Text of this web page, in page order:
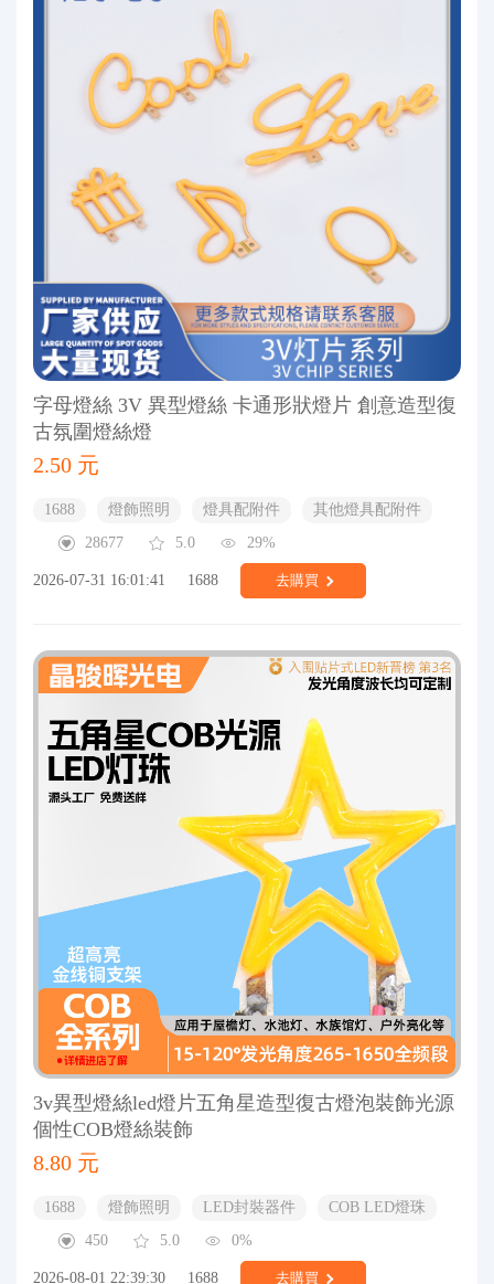
字母燈絲 3V 異型燈絲 卡通形狀燈片 創意造型復
古氛圍燈絲燈
2.50 元
1688 燈飾照明 燈具配附件
其他燈具配附件
28677
5.0 29%
2026-07-31 16:01:41 1688 去購買
3v異型燈絲led燈片五角星造型復古燈泡裝飾光源
個性COB燈絲裝飾
8.80 元
1688 燈飾照明 LED封裝器件
COB LED燈珠
450
5.0 0%
2026-08-01 22:39:30 1688 去購買